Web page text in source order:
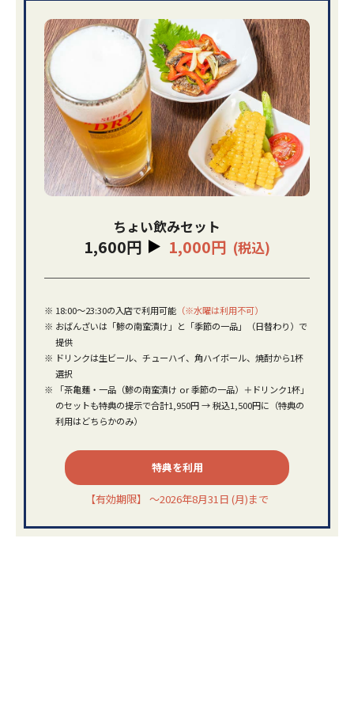
ちょい飲みセット
1,600円 1,000円 (税込)
※ 18:00～23:30の入店で利用可能（※水曜は利用不可）
※ おばんざいは「鯵の南蛮漬け」と「季節の一品」（日替わり）で
提供
※ ドリンクは生ビール、チューハイ、角ハイボール、焼酎から1杯
選択
※
「茶亀麺・一品（鯵の南蛮漬け or 季節の一品）＋ドリンク1杯」
のセットも特典の提示で合計1,950円 → 税込1,500円に（特典の
利用はどちらかのみ）
特典を利用
【有効期限】 ～2026年8月31日 (月)まで